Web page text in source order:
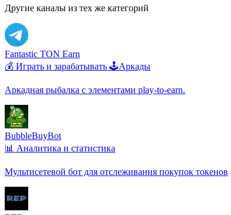
Другие каналы из тех же категорий
Fantastic TON Earn
💰 Играть и зарабатывать 🕹️Аркады
Аркадная рыбалка с элементами play-to-earn.
BubbleBuyBot
📊 Аналитика и статистика
Мультисетевой бот для отслеживания покупок токенов